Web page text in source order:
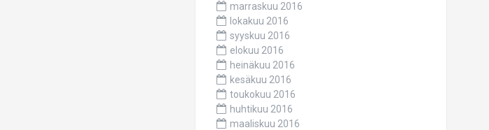
marraskuu 2016
lokakuu 2016
syyskuu 2016
elokuu 2016
heinäkuu 2016
kesäkuu 2016
toukokuu 2016
huhtikuu 2016
maaliskuu 2016